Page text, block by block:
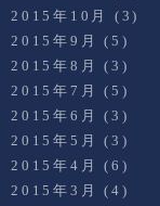
2015年10月
(3)
2015年9月
(5)
2015年8月
(3)
2015年7月
(5)
2015年6月
(3)
2015年5月
(3)
2015年4月
(6)
2015年3月
(4)